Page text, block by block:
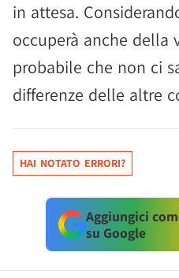
in attesa.
occuperà anche della
probabile che non ci
differenze delle altre
HAI NOTATO ERRORI?
Aggiungici
su Google